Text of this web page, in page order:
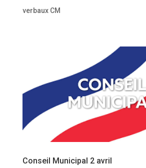
verbaux CM
Conseil Municipal 2 avril